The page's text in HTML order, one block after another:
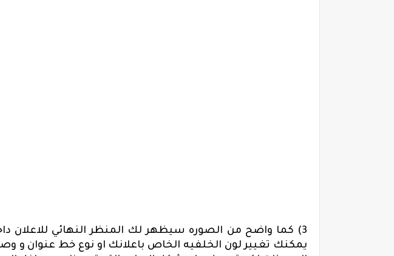
3) كما واضح من الصوره سيظهر لك المنظر النهائي للاعلان
يمكنك تغيير لون الخلفيه الخاص باعلانك او نوع خط عنوان و